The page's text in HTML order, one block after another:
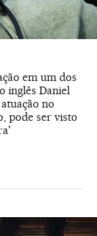
em um dos
inglês Daniel
no
pode ser visto